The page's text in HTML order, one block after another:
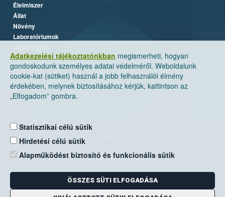
Adatkezelési tájékoztatónkban megismerheti, hogyan
gondoskodunk személyes adatai védelméről. Weboldalunk
cookie-kat (sütiket) használ a jobb felhasználói élmény
érdekében, melynek biztosításához kérjük, kattintson az
„Elfogadom” gombra.
Statisztikai célú sütik
Hirdetési célú sütik
Alapműködést biztosító és funkcionális sütik
ÖSSZES SÜTI ELFOGADÁSA
Élelmiszer
Állat
Növény
Laboratóriumok
Nemzeti Élelmiszerlánc-biztonsági Hivatal
Levelezési cím: 1525 Budapest. Pf. 30.
E-mail:ugyfelszolgalat@nebih.gov.hu
Zöld szám: 06-80/263-244